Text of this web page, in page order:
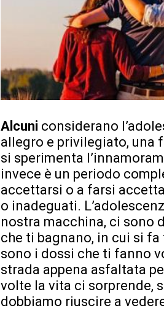
Alcuni considerano
allegro e privilegiato, una
si sperimenta
invece è un periodo
accettarsi o a farsi
o inadeguati.
nostra macchina, ci sono
che ti bagnano, in cui si
sono i dossi che ti fanno
strada appena asfaltata
volte la vita ci sorprende,
dobbiamo riuscire a